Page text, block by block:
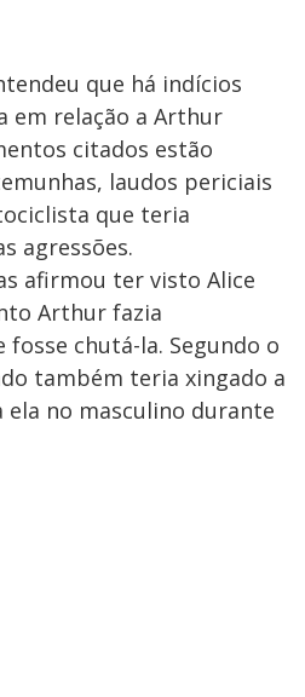
que há indícios
em relação a Arthur
citados estão
laudos periciais
que teria
agressões.
afirmou ter visto Alice
Arthur fazia
chutá-la. Segundo o
também teria xingado a
no masculino durante